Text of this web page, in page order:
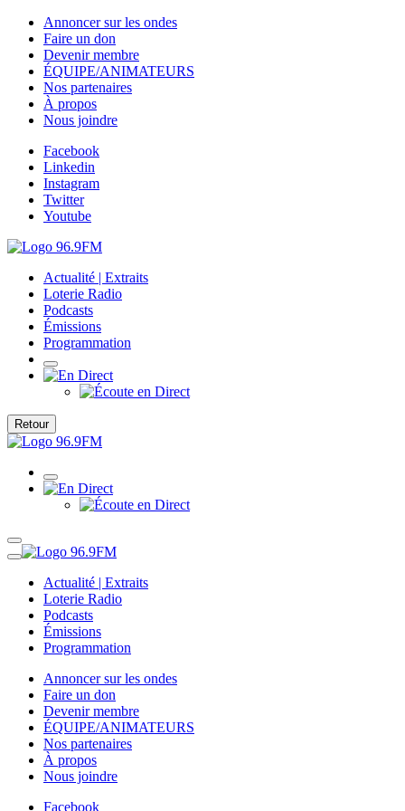
Annoncer sur les ondes
Faire un don
Devenir membre
ÉQUIPE/ANIMATEURS
Nos partenaires
À propos
Nous joindre
Facebook
Linkedin
Instagram
Twitter
Youtube
Actualité | Extraits
Loterie Radio
Podcasts
Émissions
Programmation
Retour
Actualité | Extraits
Loterie Radio
Podcasts
Émissions
Programmation
Annoncer sur les ondes
Faire un don
Devenir membre
ÉQUIPE/ANIMATEURS
Nos partenaires
À propos
Nous joindre
Facebook